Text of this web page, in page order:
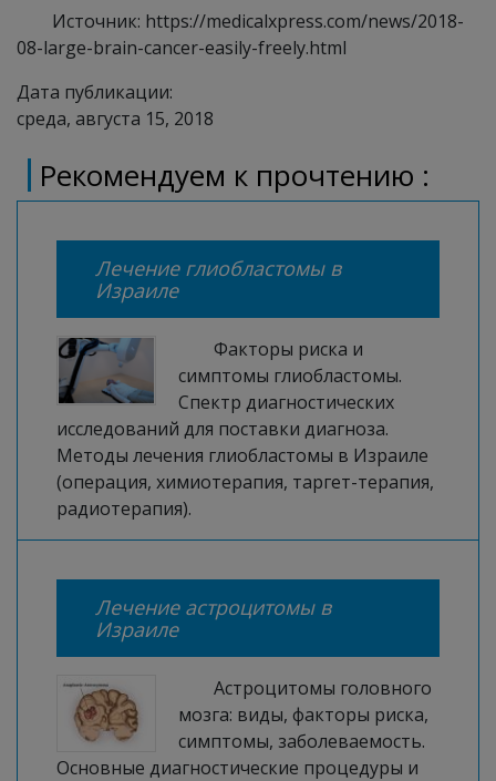
Источник: https://medicalxpress.com/news/2018-
08-large-brain-cancer-easily-freely.html
Дата публикации:
среда, августа 15, 2018
Рекомендуем к прочтению :
Лечение глиобластомы в
Израиле
Факторы риска и
симптомы глиобластомы.
Спектр диагностических
исследований для поставки диагноза.
Методы лечения глиобластомы в Израиле
(операция, химиотерапия, таргет-терапия,
радиотерапия).
Лечение астроцитомы в
Израиле
Астроцитомы головного
мозга: виды, факторы риска,
симптомы, заболеваемость.
Основные диагностические процедуры и